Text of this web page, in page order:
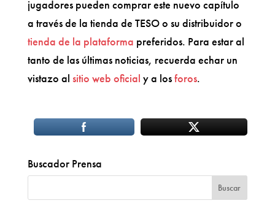
jugadores pueden comprar este nuevo capítulo
a través de la tienda de TESO o su distribuidor o
tienda de la plataforma preferidos. Para estar al
tanto de las últimas noticias, recuerda echar un
vistazo al sitio web oficial y a losforos.
Buscador Prensa